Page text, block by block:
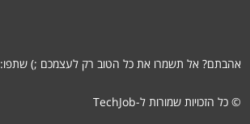
אהבתם? אל תשמרו את כל הטוב רק לעצמכם ;) שתפו:
© כל הזכויות שמורות ל-TechJob